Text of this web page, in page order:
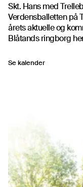
Skt. Hans med
Verdensballetten på
årets aktuelle og
Blåtands ringborg
Se kalender